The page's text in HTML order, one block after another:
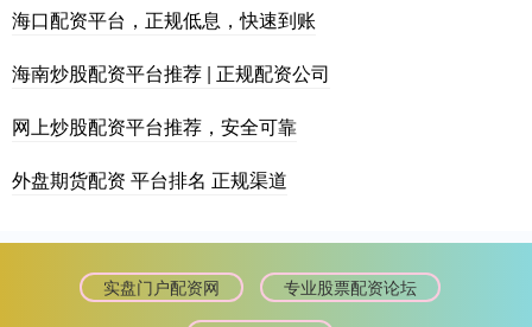
海口配资平台，正规低息，快速到账
海南炒股配资平台推荐 | 正规配资公司
网上炒股配资平台推荐，安全可靠
外盘期货配资 平台排名 正规渠道
实盘门户配资网
专业股票配资论坛